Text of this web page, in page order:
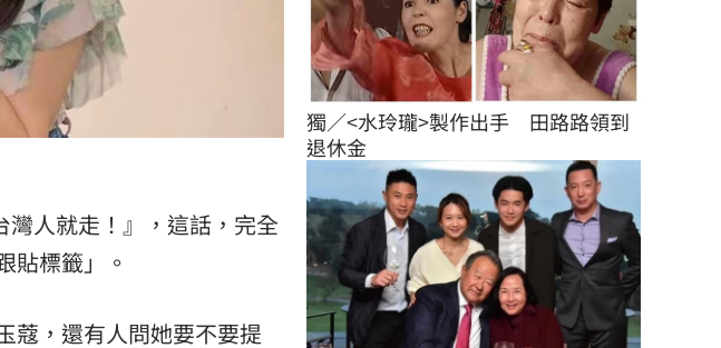
人就走！』，這話，完全
貼標籤」。
蔻，還有人問她要不要提
獨／<水玲瓏>製作出手　田路路領到
退休金